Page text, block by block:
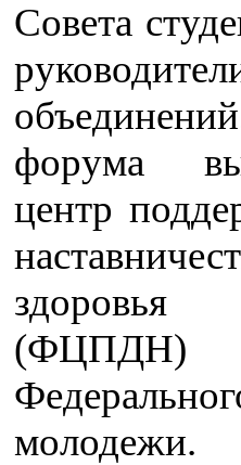
Совета
форума
центр
(ФЦПДН)
молодежи.